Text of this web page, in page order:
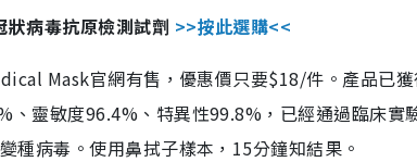
狀病毒抗原檢測試劑 >>按此選購<<
Mask官網有售，優惠價只要$18/件。產品已
、靈敏度96.4%、特異性99.8%，已經通過臨床實
種病毒。使用鼻拭子樣本，15分鐘知結果。